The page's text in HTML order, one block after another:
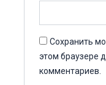
Сохранить
этом браузере
комментариев.